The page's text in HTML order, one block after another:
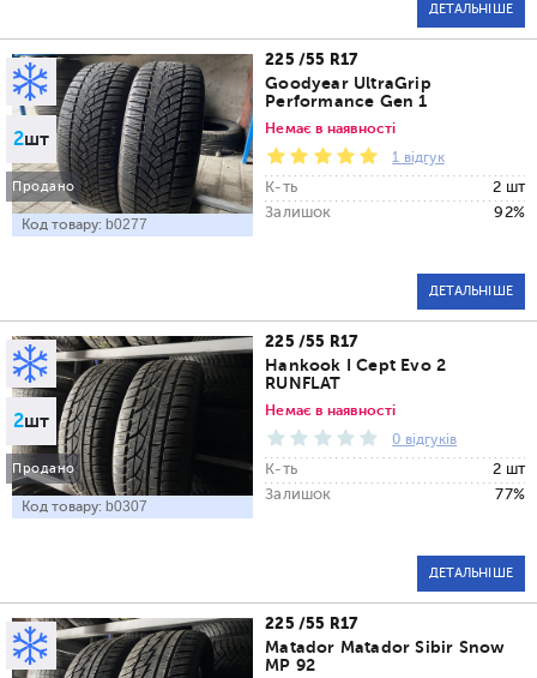
ДЕТАЛЬНІШЕ
2шт
Продано
Код товару: b0277
225 /55 R17
Goodyear UltraGrip
Performance Gen 1
Немає в наявності
1 відгук
К-ть
2 шт
Залишок
92%
ДЕТАЛЬНІШЕ
2шт
Продано
Код товару: b0307
225 /55 R17
Hankook I Cept Evo 2
RUNFLAT
Немає в наявності
0 відгуків
К-ть
2 шт
Залишок
77%
ДЕТАЛЬНІШЕ
225 /55 R17
Matador Matador Sibir Snow
MP 92